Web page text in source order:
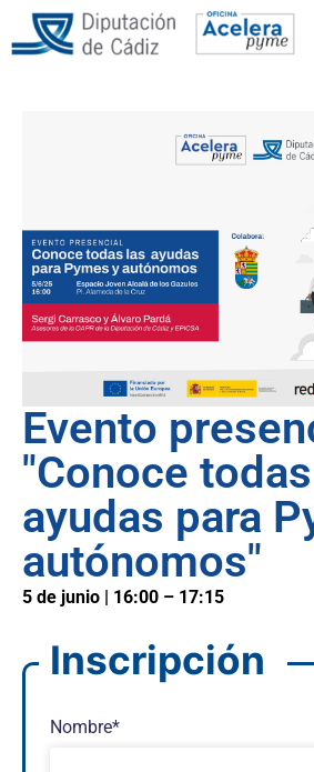
Evento
"Conoce
ayudas para
autónomos"
5 de junio | 16:00 – 17:15
Inscripción
Nombre*